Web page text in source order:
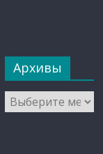
Архивы
Архивы